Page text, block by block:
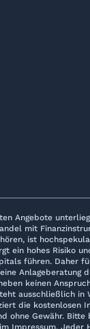
Angebote
mit
ist
ein hohes Risiko
führen. Daher
Anlageberatung
keinen
ausschließlich in
die kostenlosen
ohne Gewähr. Bitte
Impressum. Jeder